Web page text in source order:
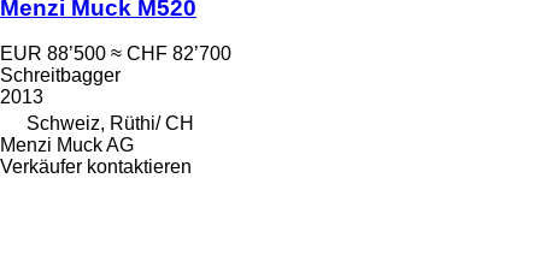
Menzi Muck M520
EUR 88’500 ≈ CHF 82’700
Schreitbagger
2013
Schweiz, Rüthi/ CH
Menzi Muck AG
Verkäufer kontaktieren